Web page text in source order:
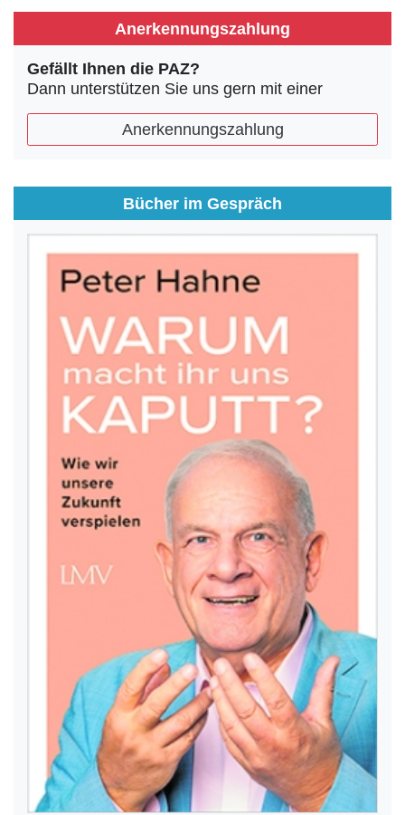
Anerkennungszahlung
Gefällt Ihnen die PAZ?
Dann unterstützen Sie uns gern mit einer
Anerkennungszahlung
Bücher im Gespräch